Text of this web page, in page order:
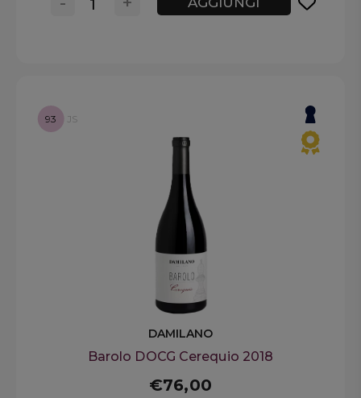
93 JS
DAMILANO
Barolo DOCG Cerequio 2018
€76,00